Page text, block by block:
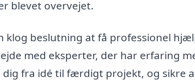
blevet overvejet.
klog beslutning at få professionel
med eksperter, der har erfaring
dig fra idé til færdigt projekt, og sikre